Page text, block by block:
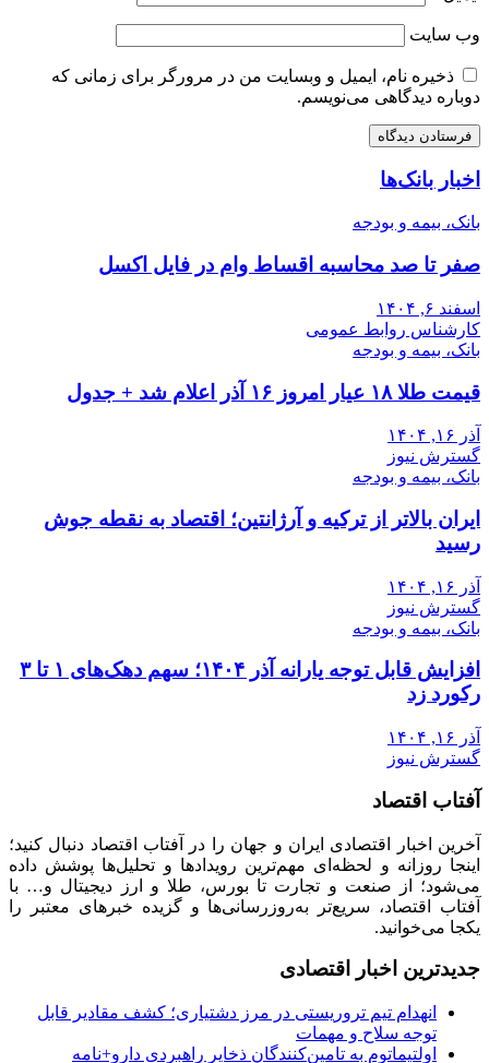
وب‌ سایت
ذخیره نام، ایمیل و وبسایت من در مرورگر برای زمانی که
دوباره دیدگاهی می‌نویسم.
اخبار بانک‌ها
بانک، بیمه و بودجه
صفر تا صد محاسبه اقساط وام در فایل اکسل
اسفند ۶, ۱۴۰۴
کارشناس روابط عمومی
بانک، بیمه و بودجه
قیمت طلا ۱۸ عیار امروز ۱۶ آذر اعلام شد + جدول
آذر ۱۶, ۱۴۰۴
گسترش نیوز
بانک، بیمه و بودجه
ایران بالاتر از ترکیه و آرژانتین؛ اقتصاد به نقطه جوش
رسید
آذر ۱۶, ۱۴۰۴
گسترش نیوز
بانک، بیمه و بودجه
افزایش قابل توجه یارانه آذر ۱۴۰۴؛ سهم دهک‌های ۱ تا ۳
رکورد زد
آذر ۱۶, ۱۴۰۴
گسترش نیوز
آفتاب اقتصاد
آخرین اخبار اقتصادی ایران و جهان را در آفتاب اقتصاد دنبال کنید؛
اینجا روزانه و لحظه‌ای مهم‌ترین رویدادها و تحلیل‌ها پوشش داده
می‌شود؛ از صنعت و تجارت تا بورس، طلا و ارز دیجیتال و… با
آفتاب اقتصاد، سریع‌تر به‌روزرسانی‌ها و گزیده خبرهای معتبر را
یکجا می‌خوانید.
جدیدترین اخبار اقتصادی
انهدام تیم تروریستی در مرز دشتیاری؛ کشف مقادیر قابل
توجه سلاح و مهمات
اولتیماتوم به تامین‌کنندگان ذخایر راهبردی دارو+نامه